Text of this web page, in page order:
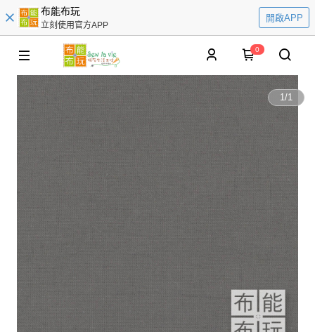
布能布玩
立刻使用官方APP
開啟APP
0
1/1